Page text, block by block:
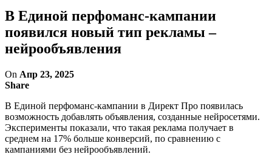
В Единой перфоманс-кампании
появился новый тип рекламы –
нейрообъявления
On Апр 23, 2025
Share
В Единой перфоманс-кампании в Директ Про появилась
возможность добавлять объявления, созданные нейросетями.
Эксперименты показали, что такая реклама получает в
среднем на 17% больше конверсий, по сравнению с
кампаниями без нейрообъявлений.